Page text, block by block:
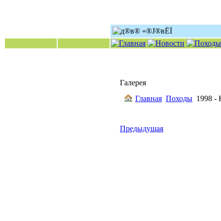
Галерея
Главная Походы 1998 -
Предыдущая